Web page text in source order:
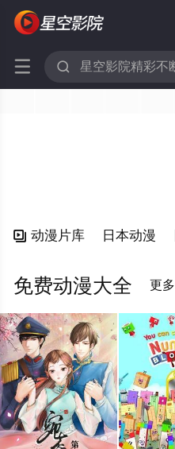
 
 动漫片库 日本动漫
免费动漫大全 更多